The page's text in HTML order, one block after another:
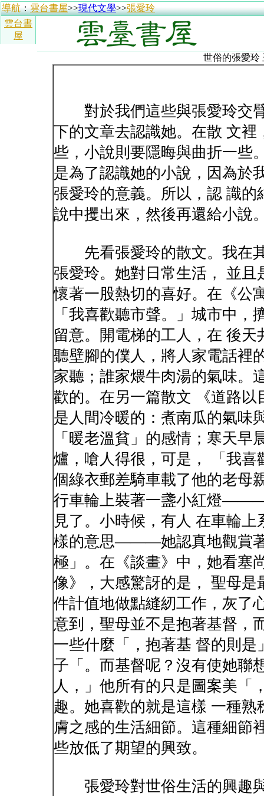
導航：雲台書屋>>現代文學>>張愛玲
雲台書
屋
世俗的張愛玲
對於我們這些與張愛玲交
下的文章去認識她。在散 文裡
些，小說則要隱晦與曲折一些
是為了認識她的小說，因為於
張愛玲的意義。所以，認 識
說中攫出來，然後再還給小說
先看張愛玲的散文。我在
張愛玲。她對日常生活， 並
懷著一股熱切的喜好。在《公
「我喜歡聽市聲。」城市中
留意。開電梯的工人，在 後
聽壁腳的僕人，將人家電話裡
家聽；誰家煨牛肉湯的氣味。
歡的。在另一篇散文 《道路
是人間冷暖的：煮南瓜的氣味
「暖老溫貧」的感情；寒天
爐，嗆人得很，可是， 「我
個綠衣郵差騎車載了他的老母
行車輪上裝著一盞小紅燈
見了。小時候，有人 在車輪
樣的意思———她認真地觀賞
極」。在《談畫》中，她看塞
像》，大感驚訝的是， 聖母
件計值地做點縫紉工作，灰了
意到，聖母並不是抱著基督，
一些什麼「，抱著基 督的則
子「。而基督呢？沒有使她聯
人，」他所有的只是圖案美「
趣。她喜歡的就是這樣 一種
膚之感的生活細節。這種細節
些放低了期望的興致。
張愛玲對世俗生活的興趣